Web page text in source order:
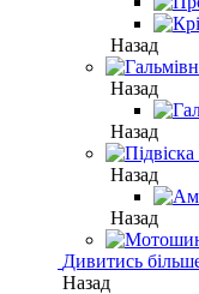
Назад
Назад
Назад
Назад
Назад
Дивитись
Назад